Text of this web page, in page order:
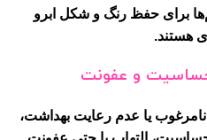
برای حفظ رنگ و شکل ابرو
هستند.
حساسیت و عفونت
یا عدم رعایت بهداشت،